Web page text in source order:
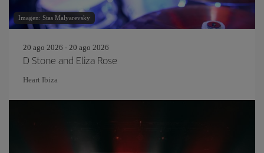
Imagen: Stas Malyarevsky
20 ago 2026 - 20 ago 2026
D Stone and Eliza Rose
Heart Ibiza